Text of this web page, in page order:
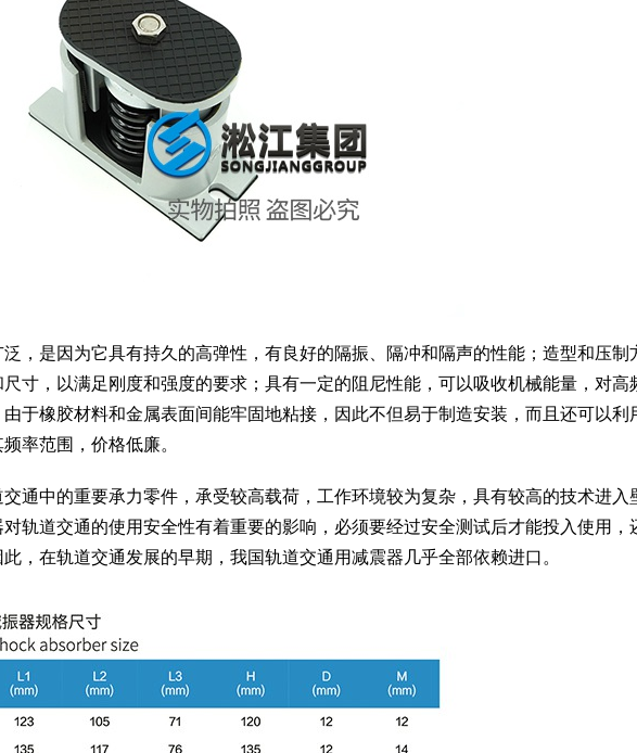
，是因为它具有持久的高弹性，有良好的隔振、隔冲和隔声的性能；造型和压制
寸，以满足刚度和强度的要求；具有一定的阻尼性能，可以吸收机械能量，对高
于橡胶材料和金属表面间能牢固地粘接，因此不但易于制造安装，而且还可以利
率范围，价格低廉。
通中的重要承力零件，承受较高载荷，工作环境较为复杂，具有较高的技术进入
轨道交通的使用安全性有着重要的影响，必须要经过安全测试后才能投入使用，
，在轨道交通发展的早期，我国轨道交通用减震器几乎全部依赖进口。